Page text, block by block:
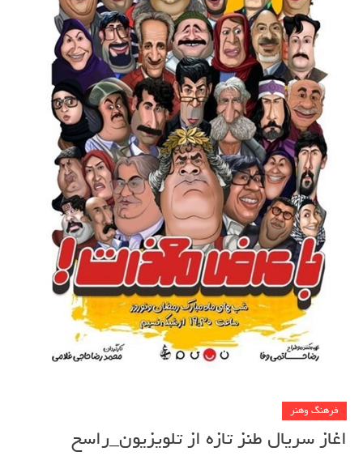
فرهنگ وهنر
اغاز سریال طنز تازه از تلویزیون_راسخ